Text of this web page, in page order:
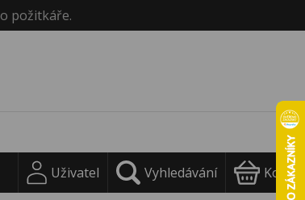
požitkáře.
Uživatel Vyhledávání Košík